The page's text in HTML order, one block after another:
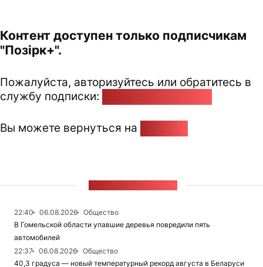
Контент доступен только подписчикам
"Позірк+".
Пожалуйста, авторизуйтесь или обратитесь в
службу подписки:
Вы можете вернуться на
22:40 06.08.2026
Общество
В Гомельской области упавшие деревья повредили пять
автомобилей
22:37
06.08.2026
Общество
40,3 градуса — новый температурный рекорд августа в Беларуси